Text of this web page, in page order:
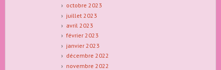
octobre 2023
juillet 2023
avril 2023
février 2023
janvier 2023
décembre 2022
novembre 2022